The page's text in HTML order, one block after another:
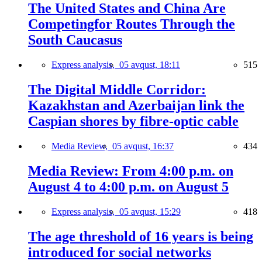
The United States and China Are
Competingfor Routes Through the
South Caucasus
Express analysis, 05 avqust, 18:11 515
The Digital Middle Corridor:
Kazakhstan and Azerbaijan link the
Caspian shores by fibre-optic cable
Media Review, 05 avqust, 16:37 434
Media Review: From 4:00 p.m. on
August 4 to 4:00 p.m. on August 5
Express analysis, 05 avqust, 15:29 418
The age threshold of 16 years is being
introduced for social networks